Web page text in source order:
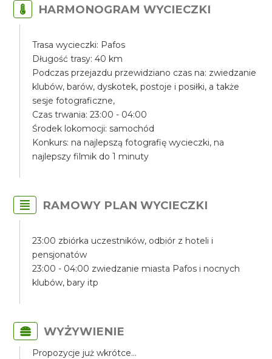
HARMONOGRAM WYCIECZKI
Trasa wycieczki: Pafos
Długość trasy: 40 km
Podczas przejazdu przewidziano czas na: zwiedzanie
klubów, barów, dyskotek, postoje i posiłki, a także
sesje fotograficzne,
Czas trwania: 23:00 - 04:00
Środek lokomocji: samochód
Konkurs: na najlepszą fotografię wycieczki, na
najlepszy filmik do 1 minuty
RAMOWY PLAN WYCIECZKI
23:00 zbiórka uczestników, odbiór z hoteli i
pensjonatów
23:00 - 04:00 zwiedzanie miasta Pafos i nocnych
klubów, bary itp
WYŻYWIENIE
Propozycje już wkrótce...